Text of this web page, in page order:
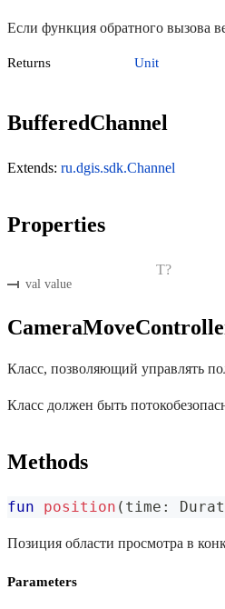
Если функция обратного вызова
Returns Unit
BufferedChannel
Extends: ru.dgis.sdk.Channel
Properties
val value
T?
Класс, позволяющий управлять
Класс должен быть
Methods
fun position ( time :
Позиция области просмотра в
Parameters